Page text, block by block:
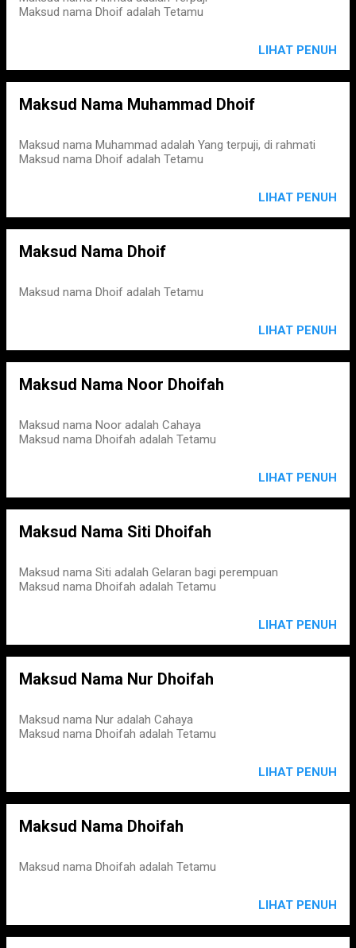
Maksud nama Dhoif adalah Tetamu
LIHAT PENUH
Maksud Nama Muhammad Dhoif
Maksud nama Muhammad adalah Yang terpuji, di rahmati
Maksud nama Dhoif adalah Tetamu
LIHAT PENUH
Maksud Nama Dhoif
Maksud nama Dhoif adalah Tetamu
LIHAT PENUH
Maksud Nama Noor Dhoifah
Maksud nama Noor adalah Cahaya
Maksud nama Dhoifah adalah Tetamu
LIHAT PENUH
Maksud Nama Siti Dhoifah
Maksud nama Siti adalah Gelaran bagi perempuan
Maksud nama Dhoifah adalah Tetamu
LIHAT PENUH
Maksud Nama Nur Dhoifah
Maksud nama Nur adalah Cahaya
Maksud nama Dhoifah adalah Tetamu
LIHAT PENUH
Maksud Nama Dhoifah
Maksud nama Dhoifah adalah Tetamu
LIHAT PENUH